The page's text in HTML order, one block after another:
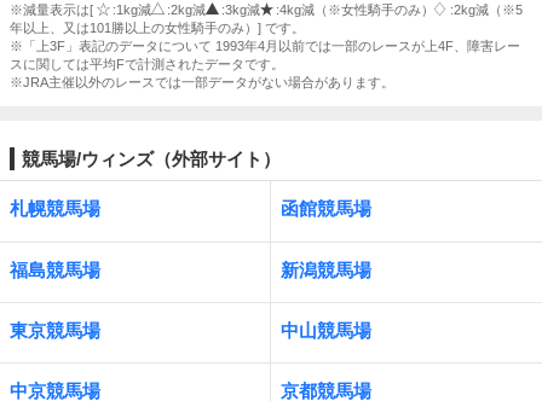
※減量表示は[
:1kg減 :2kg減 :3kg減 :4kg減（※女性騎手のみ）
:2kg減（※5
年以上、又は101勝以上の女性騎手のみ）] です。
※「上3F」表記のデータについて 1993年4月以前では一部のレースが上4F、障害レー
スに関しては平均Fで計測されたデータです。
※JRA主催以外のレースでは一部データがない場合があります。
競馬場/ウィンズ（外部サイト）
札幌競馬場 函館競馬場
福島競馬場 新潟競馬場
東京競馬場 中山競馬場
中京競馬場 京都競馬場